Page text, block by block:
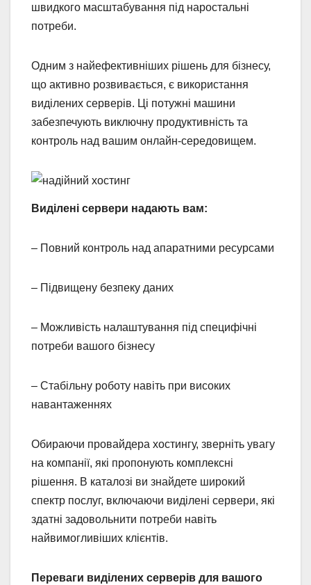
швидкого масштабування під наростальні
потреби.
Одним з найефективніших рішень для бізнесу,
що активно розвивається, є використання
виділених серверів. Ці потужні машини
забезпечують виключну продуктивність та
контроль над вашим онлайн-середовищем.
Виділені сервери надають вам:
– Повний контроль над апаратними ресурсами
– Підвищену безпеку даних
– Можливість налаштування під специфічні
потреби вашого бізнесу
– Стабільну роботу навіть при високих
навантаженнях
Обираючи провайдера хостингу, зверніть увагу
на компанії, які пропонують комплексні
рішення. В каталозі ви знайдете широкий
спектр послуг, включаючи виділені сервери, які
здатні задовольнити потреби навіть
найвимогливіших клієнтів.
Переваги виділених серверів для вашого